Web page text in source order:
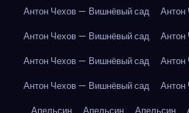
Антон Чехов — Вишнёвый сад
Антон Чехов — Вишнёвый сад
Антон Чехов — Вишнёвый сад
Антон Чехов — Вишнёвый сад